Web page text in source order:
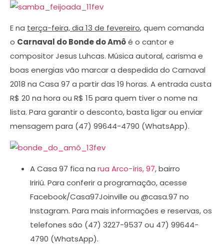
E na terça-feira, dia 13 de fevereiro, quem comanda
o Carnaval do Bonde do Amôé o cantor e
compositor Jesus Luhcas. Música autoral, carisma e
boas energias vão marcar a despedida do Carnaval
2018 na Casa 97 a partir das 19 horas. A entrada custa
R$ 20 na hora ou R$ 15 para quem tiver o nome na
lista. Para garantir o desconto, basta ligar ou enviar
mensagem para (47) 99644-4790 (WhatsApp).
A Casa 97 fica na rua Arco-íris, 97, bairro
Iririú. Para conferir a programação, acesse
Facebook/Casa97Joinville ou @casa.97 no
Instagram. Para mais informações e reservas, os
telefones são (47) 3227-9537 ou 47) 99644-
4790 (WhatsApp).